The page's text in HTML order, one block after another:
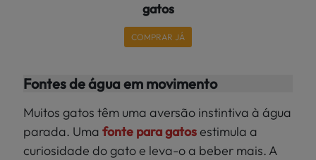
gatos
COMPRAR JÁ
Fontes de água em movimento
Muitos gatos têm uma aversão instintiva à água
parada. Uma fonte para gatosestimula a
curiosidade do gato e leva-o a beber mais. A